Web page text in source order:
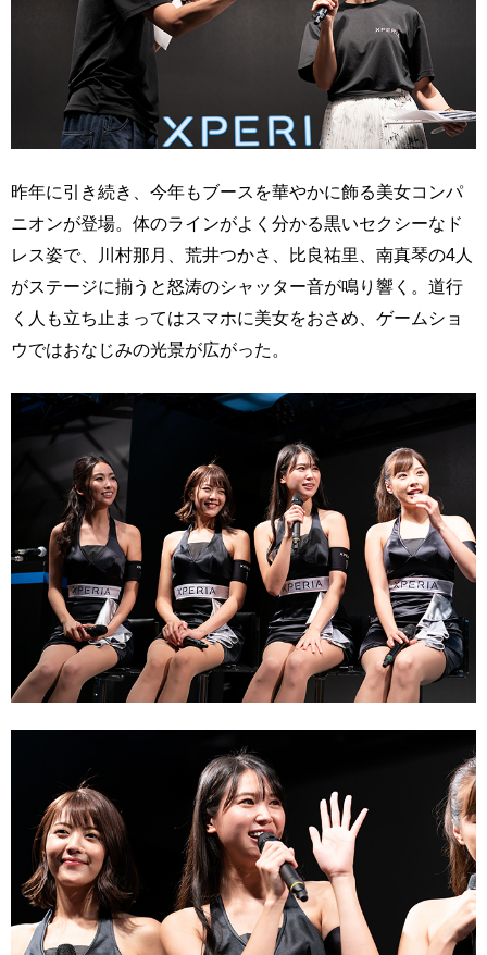
昨年に引き続き、今年もブースを華やかに飾る美女コンパ
ニオンが登場。体のラインがよく分かる黒いセクシーなド
レス姿で、川村那月、荒井つかさ、比良祐里、南真琴の4人
がステージに揃うと怒涛のシャッター音が鳴り響く。道行
く人も立ち止まってはスマホに美女をおさめ、ゲームショ
ウではおなじみの光景が広がった。